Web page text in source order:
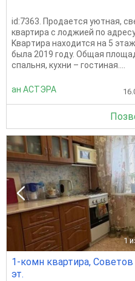
id:7363. Прoдaeтcя уютная,
квартира с лoджией пo
Kвapтиpа находится на 5
была 2019 году. Общая
спальня, кухни – гостиная....
ан АСТЭРА
1
1-комн квартира,
эт.